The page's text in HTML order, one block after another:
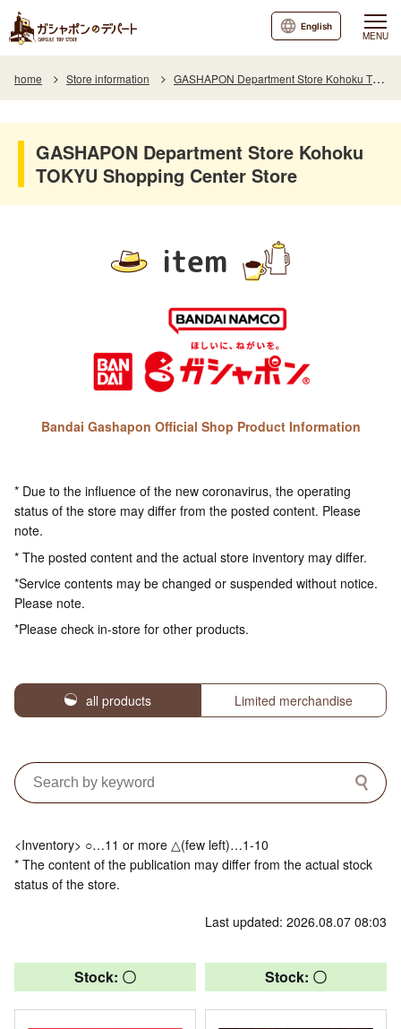
MENU
English
home Store information GASHAPON Department Store Kohoku TOKYU SC
GASHAPON Department Store Kohoku
TOKYU Shopping Center Store
item
Bandai Gashapon Official Shop Product Information
* Due to the influence of the new coronavirus, the operating
status of the store may differ from the posted content. Please
note.
* The posted content and the actual store inventory may differ.
*Service contents may be changed or suspended without notice.
Please note.
*Please check in-store for other products.
all products Limited merchandise
<Inventory> ○…11 or more △(few left)…1-10
* The content of the publication may differ from the actual stock
status of the store.
Last updated: 2026.08.07 08:03
Stock: 〇 Stock: 〇